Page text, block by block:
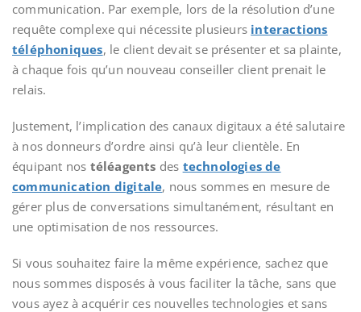
communication. Par exemple, lors de la résolution d’une
requête complexe qui nécessite plusieurs interactions
téléphoniques, le client devait se présenter et sa plainte,
à chaque fois qu’un nouveau conseiller client prenait le
relais.
Justement, l’implication des canaux digitaux a été salutaire
à nos donneurs d’ordre ainsi qu’à leur clientèle. En
équipant nos téléagents des technologies de
communication digitale, nous sommes en mesure de
gérer plus de conversations simultanément, résultant en
une optimisation de nos ressources.
Si vous souhaitez faire la même expérience, sachez que
nous sommes disposés à vous faciliter la tâche, sans que
vous ayez à acquérir ces nouvelles technologies et sans